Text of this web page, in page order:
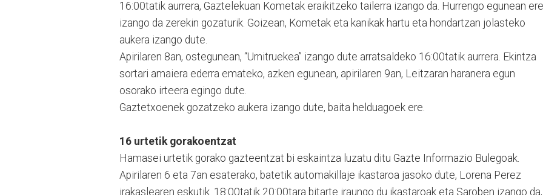
16:00tatik aurrera, Gaztelekuan Kometak eraikitzeko tailerra izango da. Hurrengo egunean
izango da zerekin gozaturik. Goizean, Kometak eta kanikak hartu eta hondartzan jolasteko
aukera izango dute.
Apirilaren 8an, ostegunean, “Urnitruekea” izango dute arratsaldeko 16:00tatik aurrera. Ekintza
sortari amaiera ederra emateko, azken egunean, apirilaren 9an, Leitzaran haranera egun
osorako irteera egingo dute.
Gaztetxoenek gozatzeko aukera izango dute, baita helduagoek ere.
16 urtetik gorakoentzat
Hamasei urtetik gorako gazteentzat bi eskaintza luzatu ditu Gazte Informazio Bulegoak.
Apirilaren 6 eta 7an esaterako, batetik automakillaje ikastaroa jasoko dute, Lorena Perez
irakaslearen eskutik. 18:00tatik 20:00tara bitarte iraungo du ikastaroak eta Saroben izango